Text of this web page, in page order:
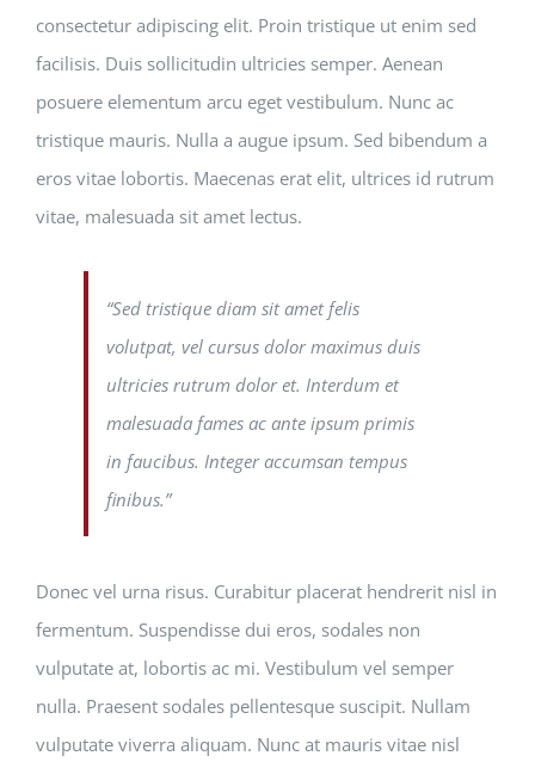
consectetur adipiscing elit. Proin tristique ut enim sed
facilisis. Duis sollicitudin ultricies semper. Aenean
posuere elementum arcu eget vestibulum. Nunc ac
tristique mauris. Nulla a augue ipsum. Sed bibendum a
eros vitae lobortis. Maecenas erat elit, ultrices id rutrum
vitae, malesuada sit amet lectus.
“Sed tristique diam sit amet felis
volutpat, vel cursus dolor maximus duis
ultricies rutrum dolor et. Interdum et
malesuada fames ac ante ipsum primis
in faucibus. Integer accumsan tempus
finibus.”
Donec vel urna risus. Curabitur placerat hendrerit nisl in
fermentum. Suspendisse dui eros, sodales non
vulputate at, lobortis ac mi. Vestibulum vel semper
nulla. Praesent sodales pellentesque suscipit. Nullam
vulputate viverra aliquam. Nunc at mauris vitae nisl